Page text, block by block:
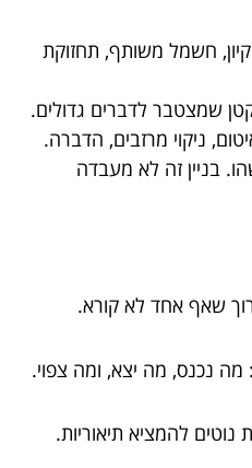
חשמל משותף, תחזוקת
שמצטבר לדברים גדולים.
ניקוי מרזבים, הדברה.
בניין זה לא מעבדה
שאף אחד לא קורא.
מה נכנס, מה יצא, ומה צפוי.
להמציא תיאוריות.